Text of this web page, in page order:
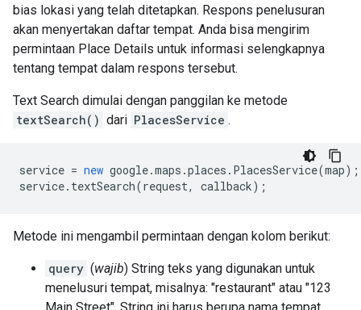
bias lokasi yang telah ditetapkan. Respons penelusuran
akan menyertakan daftar tempat. Anda bisa mengirim
permintaan Place Details untuk informasi selengkapnya
tentang tempat dalam respons tersebut.
Text Search dimulai dengan panggilan ke metode
textSearch() dari PlacesService .
service = new google.maps .places . PlacesService(map);
service. textSearch(request, callback);
Metode ini mengambil permintaan dengan kolom berikut:
query (wajib) String teks yang digunakan untuk
menelusuri tempat, misalnya: "restaurant" atau "123